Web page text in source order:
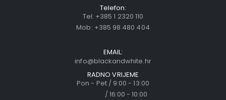
Telefon:
Tel: +385 1 2320 110
Mob: +385 98 480 404
EMAIL:
info@blackandwhite.hr
RADNO VRIJEME
Pon - Pet / 9:00 - 13:00
/ 16:00 - 10:00